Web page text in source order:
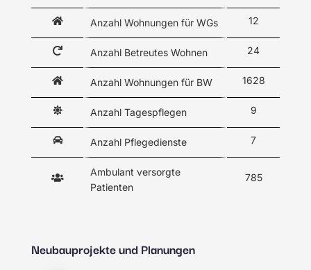
Anzahl Wohnungen für WGs 12
Anzahl Betreutes Wohnen 24
Anzahl Wohnungen für BW 1628
Anzahl Tagespflegen 9
Anzahl Pflegedienste 7
Ambulant versorgte
Patienten
785
Neubauprojekte und Planungen